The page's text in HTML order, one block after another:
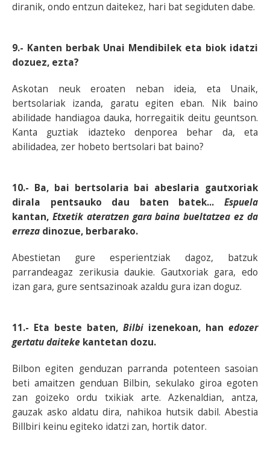
diranik, ondo entzun daitekez, hari bat segiduten dabe.
9.- Kanten berbak Unai Mendibilek eta biok idatzi
dozuez, ezta?
Askotan neuk eroaten neban ideia, eta Unaik,
bertsolariak izanda, garatu egiten eban. Nik baino
abilidade handiagoa dauka, horregaitik deitu geuntson.
Kanta guztiak idazteko denporea behar da, eta
abilidadea, zer hobeto bertsolari bat baino?
10.- Ba, bai bertsolaria bai abeslaria gautxoriak
dirala pentsauko dau baten batek... Espuela
kantan, Etxetik ateratzen gara baina bueltatzea ez da
erreza dinozue, berbarako.
Abestietan gure esperientziak dagoz, batzuk
parrandeagaz zerikusia daukie. Gautxoriak gara, edo
izan gara, gure sentsazinoak azaldu gura izan doguz.
11.- Eta beste baten, Bilbi izenekoan, han edozer
gertatu daiteke kantetan dozu.
Bilbon egiten genduzan parranda potenteen sasoian
beti amaitzen genduan Bilbin, sekulako giroa egoten
zan goizeko ordu txikiak arte. Azkenaldian, antza,
gauzak asko aldatu dira, nahikoa hutsik dabil. Abestia
Billbiri keinu egiteko idatzi zan, hortik dator.